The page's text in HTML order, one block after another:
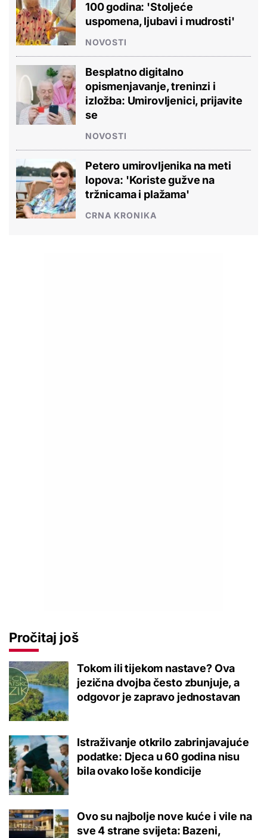
100 godina: 'Stoljeće
uspomena, ljubavi i mudrosti'
NOVOSTI
Besplatno digitalno
opismenjavanje, treninzi i
izložba: Umirovljenici, prijavite
se
NOVOSTI
Petero umirovljenika na meti
lopova: 'Koriste gužve na
tržnicama i plažama'
CRNA KRONIKA
Pročitaj još
Tokom ili tijekom nastave? Ova
jezična dvojba često zbunjuje, a
odgovor je zapravo jednostavan
Istraživanje otkrilo zabrinjavajuće
podatke: Djeca u 60 godina nisu
bila ovako loše kondicije
Ovo su najbolje nove kuće i vile na
sve 4 strane svijeta: Bazeni,